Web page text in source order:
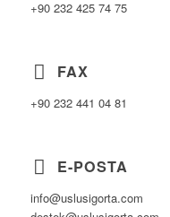
+90 232 425 74 75
FAX
+90 232 441 04 81
E-POSTA
info@uslusigorta.com